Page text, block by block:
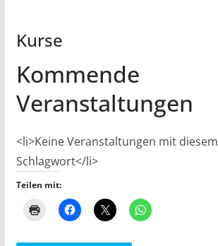
Kurse
Kommende
Veranstaltungen
<li>Keine Veranstaltungen mit diesem
Schlagwort</li>
Teilen mit: